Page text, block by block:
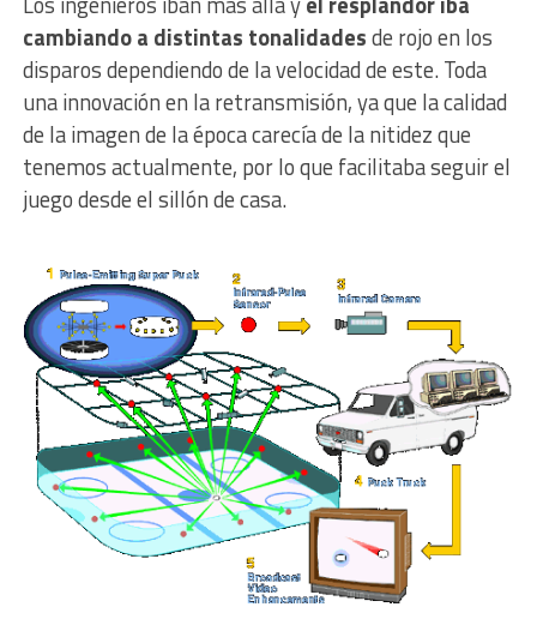
cambiando a distintas tonalidadesde rojo en los
disparos dependiendo de la velocidad de este. Toda
una innovación en la retransmisión, ya que la calidad
de la imagen de la época carecía de la nitidez que
tenemos actualmente, por lo que facilitaba seguir el
juego desde el sillón de casa.